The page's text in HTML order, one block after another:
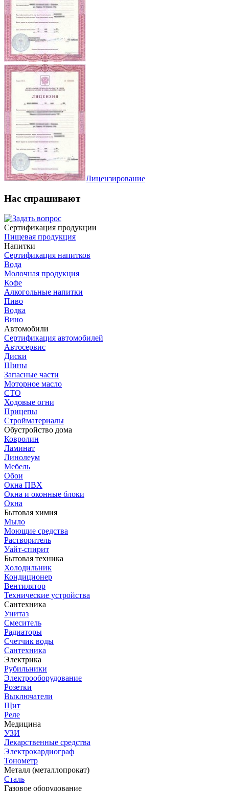
Лицензирование
Нас спрашивают
Сертификация продукции
Пищевая продукция
Напитки
Сертификация напитков
Вода
Молочная продукция
Кофе
Алкогольные напитки
Пиво
Водка
Вино
Автомобили
Сертификация автомобилей
Автосервис
Диски
Шины
Запасные части
Моторное масло
СТО
Ходовые огни
Прицепы
Стройматериалы
Обустройство дома
Ковролин
Ламинат
Линолеум
Мебель
Обои
Окна ПВХ
Окна и оконные блоки
Окна
Бытовая химия
Мыло
Моющие средства
Растворитель
Уайт-спирит
Бытовая техника
Холодильник
Кондиционер
Вентилятор
Технические устройства
Сантехника
Унитаз
Смеситель
Радиаторы
Счетчик воды
Сантехника
Электрика
Рубильники
Электрооборудование
Розетки
Выключатели
Щит
Реле
Медицина
УЗИ
Лекарственные средства
Электрокардиограф
Тонометр
Металл (металлопрокат)
Сталь
Газовое оборудование